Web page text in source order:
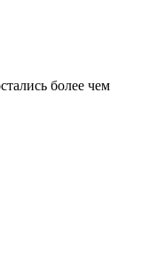
более чем